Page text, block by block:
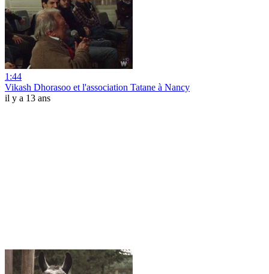
1:44
Vikash Dhorasoo et l'association Tatane à Nancy
il y a 13 ans